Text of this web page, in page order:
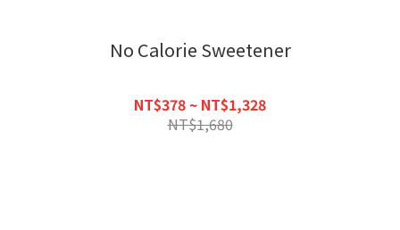
No Calorie Sweetener
NT$378 ~ NT$1,328
NT$1,680